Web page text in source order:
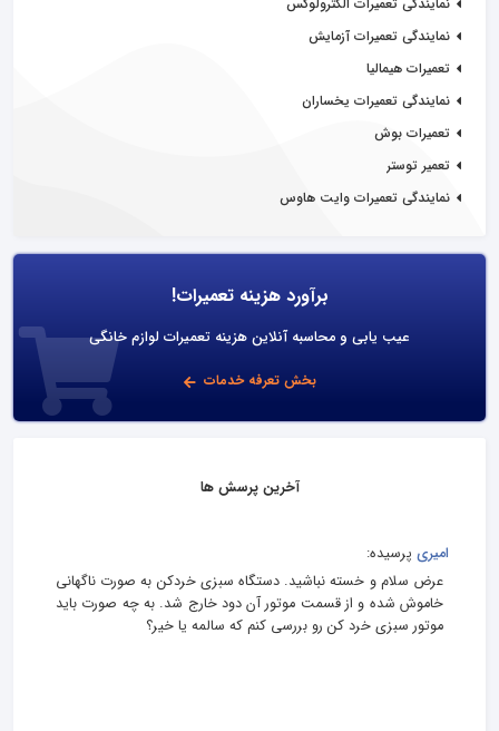
نمایندگی تعمیرات آزمایش
تعمیرات هیمالیا
نمایندگی تعمیرات یخساران
تعمیرات بوش
تعمیر توستر
نمایندگی تعمیرات وایت هاوس
برآورد هزینه تعمیرات!
عیب یابی و محاسبه آنلاین هزینه تعمیرات لوازم خانگی
بخش تعرفه خدمات
آخرین پرسش ها
امیری پرسیده:
عرض سلام و خسته نباشید. دستگاه سبزی خردکن به صورت ناگهانی
خاموش شده و از قسمت موتور آن دود خارج شد. به چه صورت باید
موتور سبزی خرد کن رو بررسی کنم که سالمه یا خیر؟